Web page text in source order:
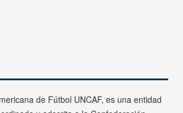
de Fútbol UNCAF, es una entidad